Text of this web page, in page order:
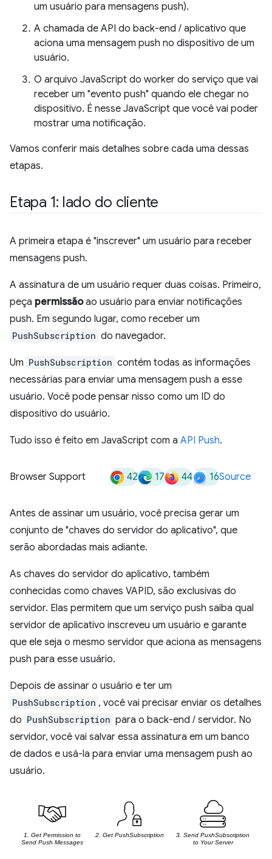
um usuário para mensagens push).
A chamada de API do back-end / aplicativo que
aciona uma mensagem push no dispositivo de um
usuário.
O arquivo JavaScript do worker do serviço que vai
receber um "evento push" quando ele chegar no
dispositivo. É nesse JavaScript que você vai poder
mostrar uma notificação.
Vamos conferir mais detalhes sobre cada uma dessas
etapas.
Etapa 1: lado do cliente
A primeira etapa é "inscrever" um usuário para receber
mensagens push.
A assinatura de um usuário requer duas coisas. Primeiro,
peça permissãoao usuário para enviar notificações
push. Em segundo lugar, como receber um
PushSubscription do navegador.
Um PushSubscription contém todas as informações
necessárias para enviar uma mensagem push a esse
usuário. Você pode pensar nisso como um ID do
dispositivo do usuário.
Tudo isso é feito em JavaScript com a API Push.
Browser Support 42 17 44 16Source
Antes de assinar um usuário, você precisa gerar um
conjunto de "chaves do servidor do aplicativo", que
serão abordadas mais adiante.
As chaves do servidor do aplicativo, também
conhecidas como chaves VAPID, são exclusivas do
servidor. Elas permitem que um serviço push saiba qual
servidor de aplicativo inscreveu um usuário e garante
que ele seja o mesmo servidor que aciona as mensagens
push para esse usuário.
Depois de assinar o usuário e ter um
PushSubscription , você vai precisar enviar os detalhes
do PushSubscription para o back-end / servidor. No
servidor, você vai salvar essa assinatura em um banco
de dados e usá-la para enviar uma mensagem push ao
usuário.